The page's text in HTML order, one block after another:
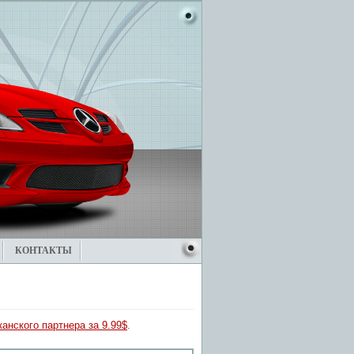
КОНТАКТЫ
партнера за 9.99$.